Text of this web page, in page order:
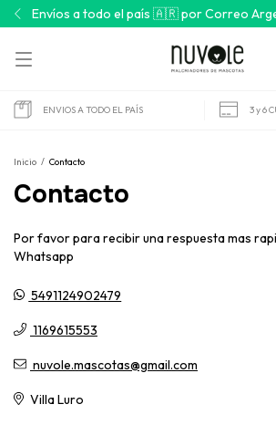
Envíos a todo el país 🇦🇷 por Correo
ENVIOS A TODO EL PAÍS 3 y 6
Inicio / Contacto
Contacto
Por favor para recibir una respuesta mas
Whatsapp
5491124902479
1169615553
nuvole.mascotas@gmail.com
Villa Luro